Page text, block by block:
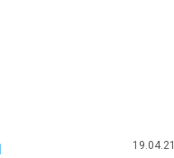
19.04.21